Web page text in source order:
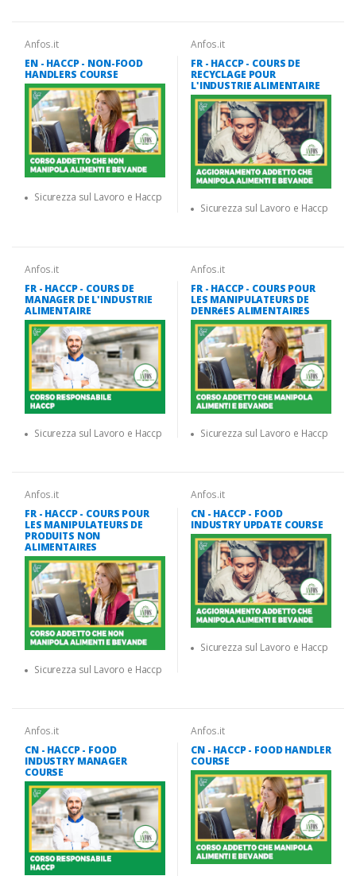
Anfos.it
EN - HACCP - NON-FOOD
HANDLERS COURSE
Sicurezza sul Lavoro e Haccp
Anfos.it
FR - HACCP - COURS DE
RECYCLAGE POUR
L'INDUSTRIE ALIMENTAIRE
Sicurezza sul Lavoro e Haccp
Anfos.it
FR - HACCP - COURS DE
MANAGER DE L'INDUSTRIE
ALIMENTAIRE
Sicurezza sul Lavoro e Haccp
Anfos.it
FR - HACCP - COURS POUR
LES MANIPULATEURS DE
DENRéES ALIMENTAIRES
Sicurezza sul Lavoro e Haccp
Anfos.it
FR - HACCP - COURS POUR
LES MANIPULATEURS DE
PRODUITS NON
ALIMENTAIRES
Sicurezza sul Lavoro e Haccp
Anfos.it
CN - HACCP - FOOD
INDUSTRY UPDATE COURSE
Sicurezza sul Lavoro e Haccp
Anfos.it
CN - HACCP - FOOD
INDUSTRY MANAGER
COURSE
Anfos.it
CN - HACCP - FOOD HANDLER
COURSE